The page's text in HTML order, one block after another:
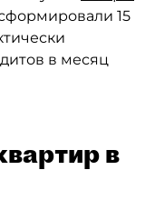
15
в месяц
в